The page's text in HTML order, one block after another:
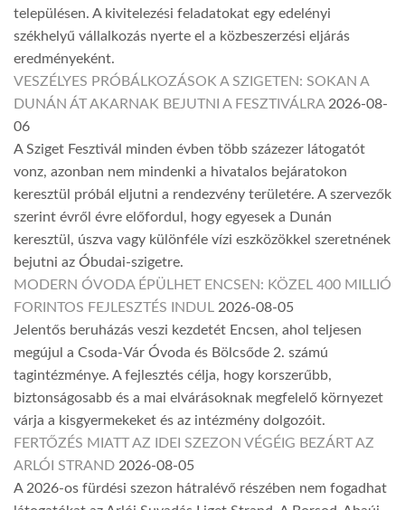
településen. A kivitelezési feladatokat egy edelényi
székhelyű vállalkozás nyerte el a közbeszerzési eljárás
eredményeként.
VESZÉLYES PRÓBÁLKOZÁSOK A SZIGETEN: SOKAN A
DUNÁN ÁT AKARNAK BEJUTNI A FESZTIVÁLRA 2026-08-
06
A Sziget Fesztivál minden évben több százezer látogatót
vonz, azonban nem mindenki a hivatalos bejáratokon
keresztül próbál eljutni a rendezvény területére. A szervezők
szerint évről évre előfordul, hogy egyesek a Dunán
keresztül, úszva vagy különféle vízi eszközökkel szeretnének
bejutni az Óbudai-szigetre.
MODERN ÓVODA ÉPÜLHET ENCSEN: KÖZEL 400 MILLIÓ
FORINTOS FEJLESZTÉS INDUL 2026-08-05
Jelentős beruházás veszi kezdetét Encsen, ahol teljesen
megújul a Csoda-Vár Óvoda és Bölcsőde 2. számú
tagintézménye. A fejlesztés célja, hogy korszerűbb,
biztonságosabb és a mai elvárásoknak megfelelő környezet
várja a kisgyermekeket és az intézmény dolgozóit.
FERTŐZÉS MIATT AZ IDEI SZEZON VÉGÉIG BEZÁRT AZ
ARLÓI STRAND 2026-08-05
A 2026-os fürdési szezon hátralévő részében nem fogadhat